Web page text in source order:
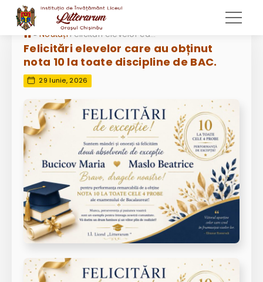
» Noutăți Felicitări elevelor care au obținut nota 10 la toate discipline de BAC.
Felicitări elevelor care au obținut
nota 10 la toate discipline de BAC.
29 Iunie, 2026